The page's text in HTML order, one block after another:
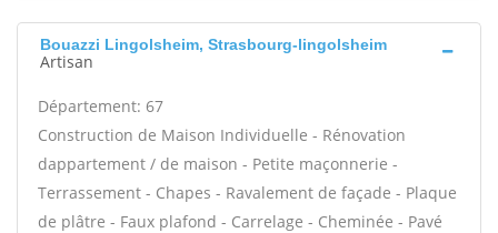
Bouazzi Lingolsheim, Strasbourg-lingolsheim
Artisan
Département: 67
Construction de Maison Individuelle - Rénovation
dappartement / de maison - Petite maçonnerie -
Terrassement - Chapes - Ravalement de façade - Plaque
de plâtre - Faux plafond - Carrelage - Cheminée - Pavé